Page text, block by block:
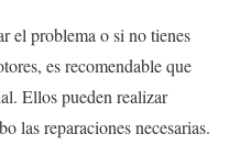
el problema o si no tienes
es recomendable que
Ellos pueden realizar
las reparaciones necesarias.